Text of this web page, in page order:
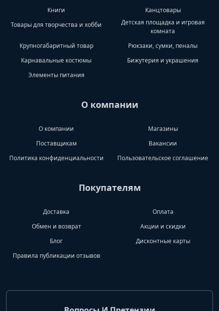
Книги
Канцтовары
Товары для творчества и хобби
Детская площадка и игровая
комната
Крупногабаритный товар
Рюкзаки, сумки, пеналы
Карнавальные костюмы
Бижутерия и украшения
Элементы питания
О компании
О компании
Магазины
Поставщикам
Вакансии
Политика конфиденциальности
Пользовательское соглашение
Покупателям
Доставка
Оплата
Обмен и возврат
Акции и скидки
Блог
Дисконтные карты
Правила публикации отзывов